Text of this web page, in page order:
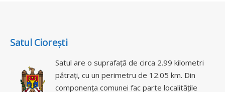
Satul Ciorești
Satul are o suprafață de circa 2.99 kilometri
pătrați, cu un perimetru de 12.05 km. Din
componența comunei fac parte localitățile